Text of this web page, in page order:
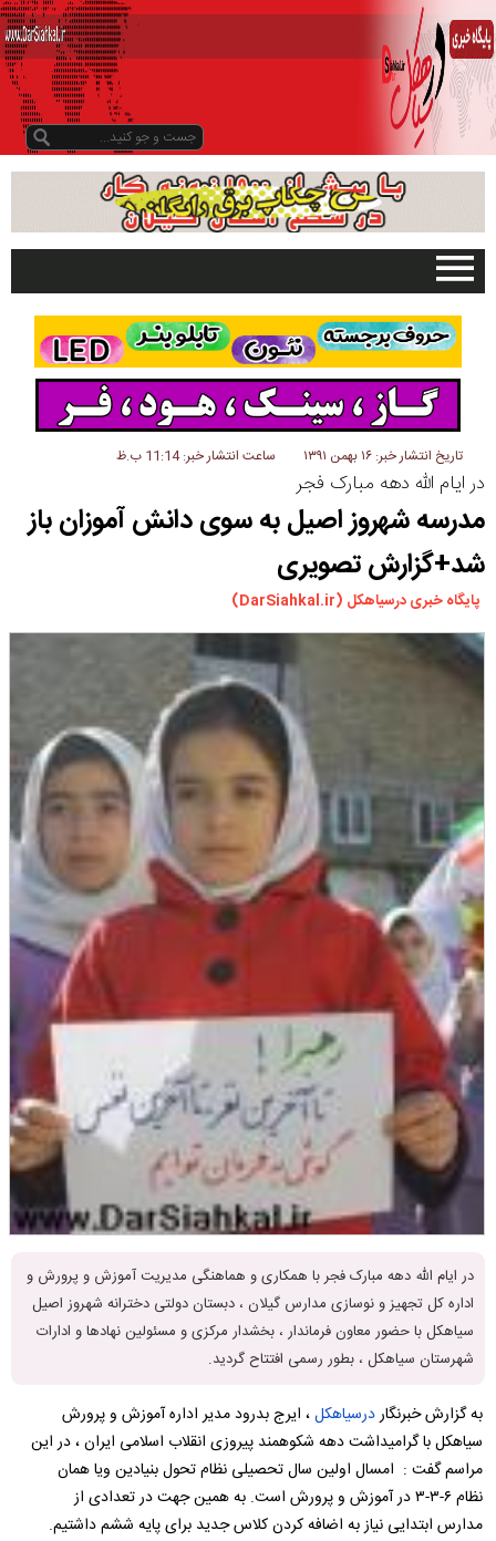
صفحه اصلی
تبلیغات در سایت
گیلان
سیاهکل
دیلمان
ورزشی
چندرسانه ای
درباره ما
تاریخ انتشار خبر: ۱۶ بهمن ۱۳۹۱ ساعت انتشار خبر: 11:14 ب.ظ
در ایام الله دهه مبارک فجر
مدرسه شهروز اصیل به سوی دانش آموزان باز
شد+گزارش تصویری
پایگاه خبری درسیاهکل (DarSiahkal.ir)
در ایام الله دهه مبارک فجر با همکاری و هماهنگی مدیریت آموزش و پرورش و
اداره کل تجهیز و نوسازی مدارس گیلان ، دبستان دولتی دخترانه شهروز اصیل
سیاهکل با حضور معاون فرماندار ، بخشدار مرکزی و مسئولین نهادها و ادارات
شهرستان سیاهکل ، بطور رسمی افتتاح گردید.
به گزارش خبرنگاردرسیاهکل، ایرج بدرود مدیر اداره آموزش و پرورش
سیاهکل با گرامیداشت دهه شکوهمند پیروزی انقلاب اسلامی ایران ، در این
مراسم گفت : امسال اولین سال تحصیلی نظام تحول بنیادین ویا همان
نظام ۶-۳-۳ در آموزش و پرورش است. به همین جهت در تعدادی از
مدارس ابتدایی نیاز به اضافه کردن کلاس جدید برای پایه ششم داشتیم.